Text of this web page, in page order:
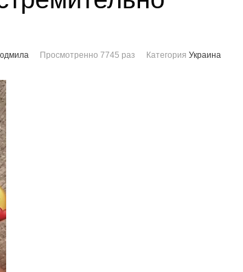
Просмотренно 7745 раз Категория Украина